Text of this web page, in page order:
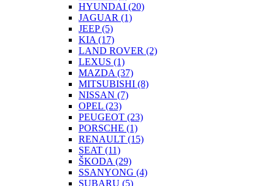
HYUNDAI (20)
JAGUAR (1)
JEEP(5)
KIA (17)
LAND ROVER (2)
LEXUS (1)
MAZDA (37)
MITSUBISHI (8)
NISSAN (7)
OPEL (23)
PEUGEOT (23)
PORSCHE (1)
RENAULT (15)
SEAT (11)
ŠKODA (29)
SSANYONG (4)
SUBARU (5)